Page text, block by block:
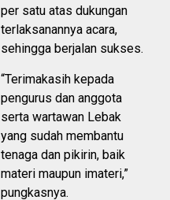
per satu atas dukungan
terlaksanannya acara,
sehingga berjalan sukses.
“Terimakasih kepada
pengurus dan anggota
serta wartawan Lebak
yang sudah membantu
tenaga dan pikirin, baik
materi maupun imateri,”
pungkasnya.